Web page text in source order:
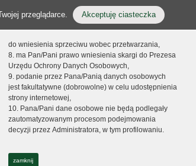
przeglądarce. Akceptuję ciasteczka
do wniesienia sprzeciwu wobec przetwarzania,
8. ma Pan/Pani prawo wniesienia skargi do Prezesa
Urzędu Ochrony Danych Osobowych,
9. podanie przez Pana/Panią danych osobowych
jest fakultatywne (dobrowolne) w celu udostępnienia
strony internetowej,
10. Pana/Pani dane osobowe nie będą podlegały
zautomatyzowanym procesom podejmowania
decyzji przez Administratora, w tym profilowaniu.
zamknij